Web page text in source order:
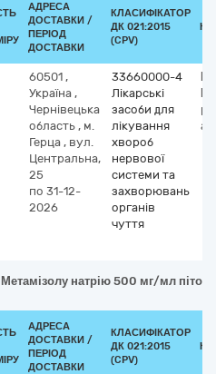
АДРЕСА
ДОСТАВКИ /
ПЕРІОД
ДОСТАВКИ
КЛАСИФІКАТОР
ДК 021:2015
(CPV)
60501 ,
Україна ,
Чернівецька
область , м.
Герца , вул.
Центральна,
25
по 31-12-
2026
33660000-4
Лікарські
засоби для
лікування
хвороб
нервової
системи та
захворювань
органів
чуття
натрію 500 мг/мл
АДРЕСА
ДОСТАВКИ /
ПЕРІОД
ДОСТАВКИ
КЛАСИФІКАТОР
ДК 021:2015
(CPV)